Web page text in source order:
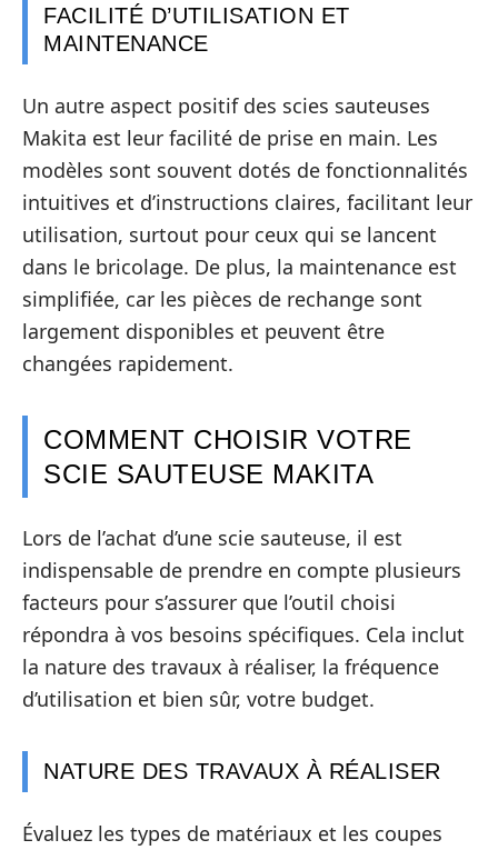
FACILITÉ D’UTILISATION ET
MAINTENANCE
Un autre aspect positif des scies sauteuses
Makita est leur facilité de prise en main. Les
modèles sont souvent dotés de fonctionnalités
intuitives et d’instructions claires, facilitant leur
utilisation, surtout pour ceux qui se lancent
dans le bricolage. De plus, la maintenance est
simplifiée, car les pièces de rechange sont
largement disponibles et peuvent être
changées rapidement.
COMMENT CHOISIR VOTRE
SCIE SAUTEUSE MAKITA
Lors de l’achat d’une scie sauteuse, il est
indispensable de prendre en compte plusieurs
facteurs pour s’assurer que l’outil choisi
répondra à vos besoins spécifiques. Cela inclut
la nature des travaux à réaliser, la fréquence
d’utilisation et bien sûr, votre budget.
NATURE DES TRAVAUX À RÉALISER
Évaluez les types de matériaux et les coupes